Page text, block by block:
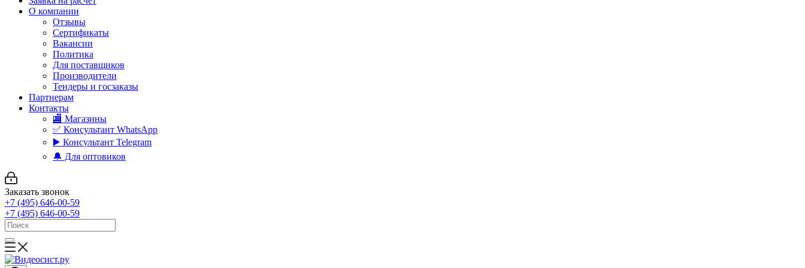
О компании
Отзывы
Сертификаты
Вакансии
Политика
Для поставщиков
Производители
Тендеры и госзаказы
Партнерам
Контакты
🏬 Магазины
✅️ Консультант WhatsApp
▶️ Консультант Telegram
🔔 Для оптовиков
Заказать звонок
+7 (495) 646-00-59
+7 (495) 646-00-59